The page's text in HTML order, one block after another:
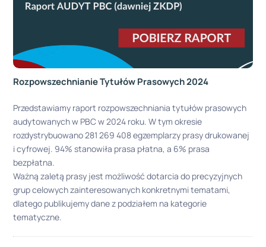
Rozpowszechnianie Tytułów Prasowych 2024
Przedstawiamy raport rozpowszechniania tytułów prasowych
audytowanych w PBC w 2024 roku. W tym okresie
rozdystrybuowano 281 269 408 egzemplarzy prasy drukowanej
i cyfrowej. 94% stanowiła prasa płatna, a 6% prasa
bezpłatna.
Ważną zaletą prasy jest możliwość dotarcia do precyzyjnych
grup celowych zainteresowanych konkretnymi tematami,
dlatego publikujemy dane z podziałem na kategorie
tematyczne.